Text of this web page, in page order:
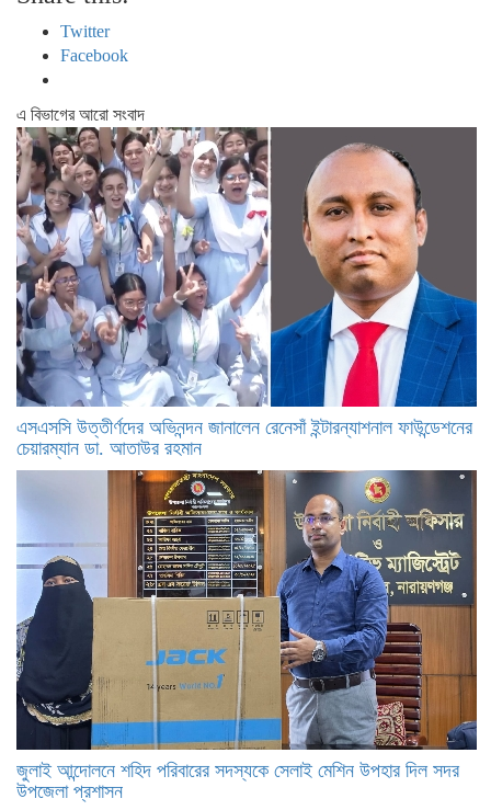
Twitter
Facebook
এ বিভাগের আরো সংবাদ
এসএসসি উত্তীর্ণদের অভিনন্দন জানালেন রেনেসাঁ ইন্টারন্যাশনাল ফাউন্ডেশনের
চেয়ারম্যান ডা. আতাউর রহমান
জুলাই আন্দোলনে শহিদ পরিবারের সদস্যকে সেলাই মেশিন উপহার দিল সদর
উপজেলা প্রশাসন